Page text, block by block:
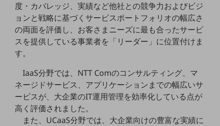
ネットワーク・モバイル
クラウド・データセンター
電話・映像コミュニケーション
度・カバレッジ、実績など他社との競争力およびビジ
ョンと戦略に基づくサービスポートフォリオの幅広さ
の両面を評価し、お客さまニーズに最も合ったサービ
スを提供している事業者を「リーダー」に位置付けま
す。
IaaS分野では、NTT Comのコンサルティング、マ
ネージドサービス、アプリケーションまでの幅広いサ
ービスが、大企業のIT運用管理を効率化している点が
高く評価されました。
また、UCaaS分野では、大企業向けの豊富な実績に